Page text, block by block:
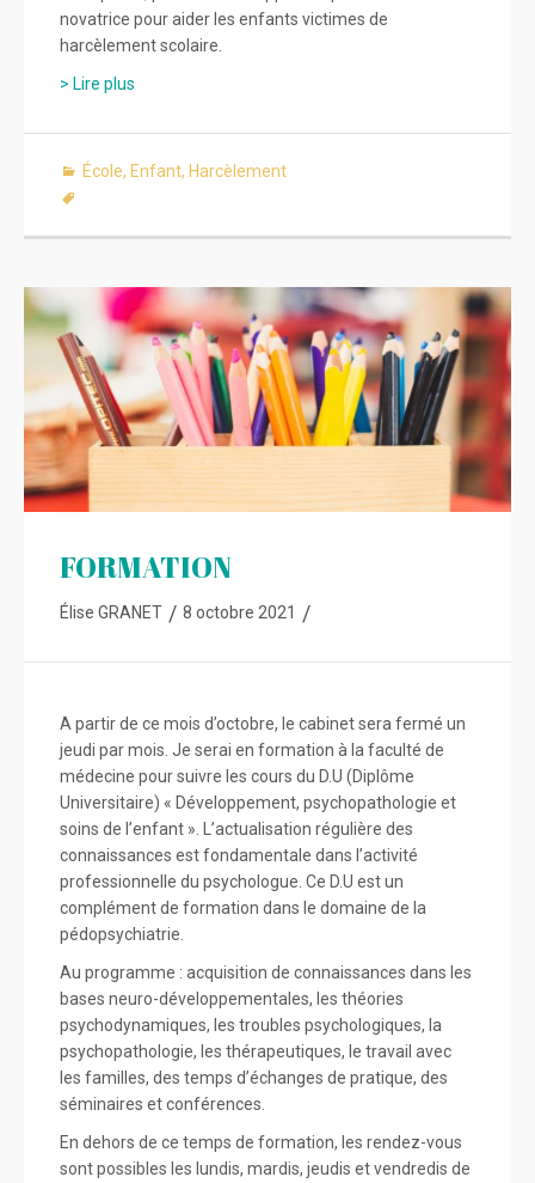
novatrice pour aider les enfants victimes de
harcèlement scolaire.
> Lire plus
École, Enfant, Harcèlement
FORMATION
Élise GRANET / 8 octobre 2021 /
A partir de ce mois d’octobre, le cabinet sera fermé un
jeudi par mois. Je serai en formation à la faculté de
médecine pour suivre les cours du D.U (Diplôme
Universitaire) « Développement, psychopathologie et
soins de l’enfant ». L’actualisation régulière des
connaissances est fondamentale dans l’activité
professionnelle du psychologue. Ce D.U est un
complément de formation dans le domaine de la
pédopsychiatrie.
Au programme : acquisition de connaissances dans les
bases neuro-développementales, les théories
psychodynamiques, les troubles psychologiques, la
psychopathologie, les thérapeutiques, le travail avec
les familles, des temps d’échanges de pratique, des
séminaires et conférences.
En dehors de ce temps de formation, les rendez-vous
sont possibles les lundis, mardis, jeudis et vendredis de